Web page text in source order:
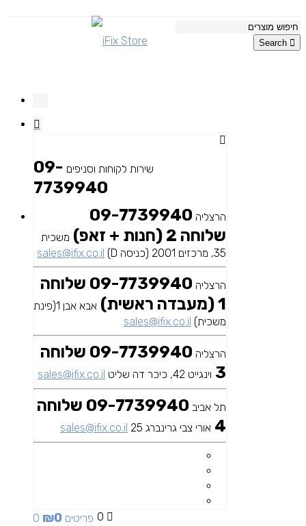
Search
שירות לקוחות וסניפים 09-
7739940
הרצליה 09-7739940
שלוחה 2 (חנות + זאפ)
משכית
35, מרכזים 2001 (כניסה D)
sales@ifix.co.il
הרצליה
09-7739940 שלוחה
1 (מעבדה ראשית)
אבא אבן 1(פינת
משכית) sales@ifix.co.il
הרצליה
09-7739940 שלוחה
3 וינגייט 42, כיכר דה שליט sales@ifix.co.il
תל אביב
09-7739940 שלוחה
4 אורי צבי גרינברג 25 sales@ifix.co.il
0 0 פריטים ₪0